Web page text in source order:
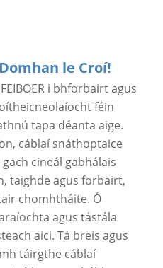
le Croí!
i bhforbairt agus
féin
tapa déanta aige.
cáblaí snáthoptaice
cineál gabhálais
taighde agus forbairt,
chomhtháite. Ó
agus tástála
aici. Tá breis agus
táirgthe cáblaí